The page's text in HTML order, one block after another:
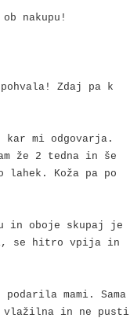
nakupu!
Zdaj pa k
kar mi odgovarja.
že 2 tedna in še
Koža pa po
in oboje skupaj je
se hitro vpija in
mami. Sama
vlažilna in ne pusti